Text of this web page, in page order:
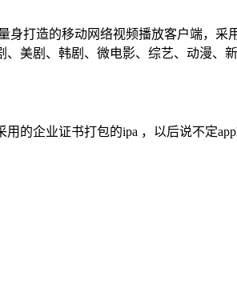
身打造的移动网络视频播放客户端，
美剧、韩剧、微电影、综艺、动漫
用的企业证书打包的ipa ，以后说不定